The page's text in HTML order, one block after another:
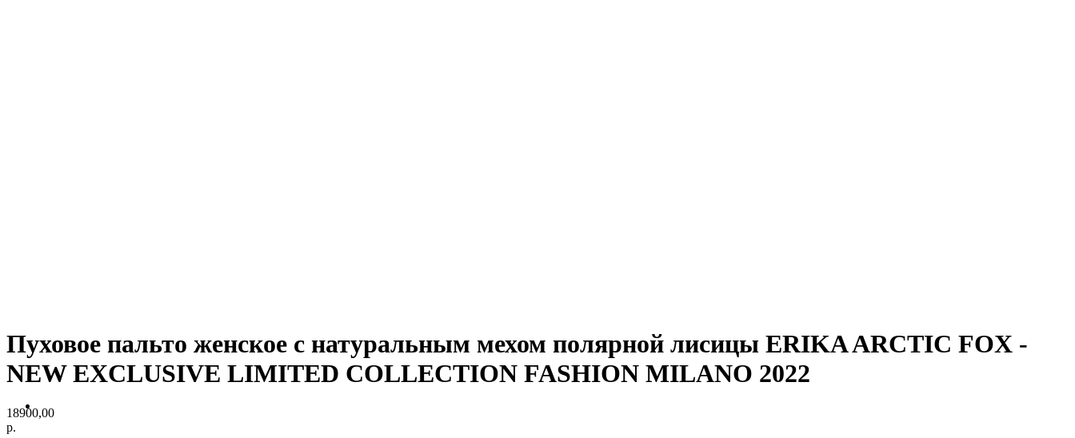
Пуховое пальто женское с натуральным мехом полярной лисицы ERIKA ARCTIC FOX -
NEW EXCLUSIVE LIMITED COLLECTION FASHION MILANO 2022
18900,00
р.